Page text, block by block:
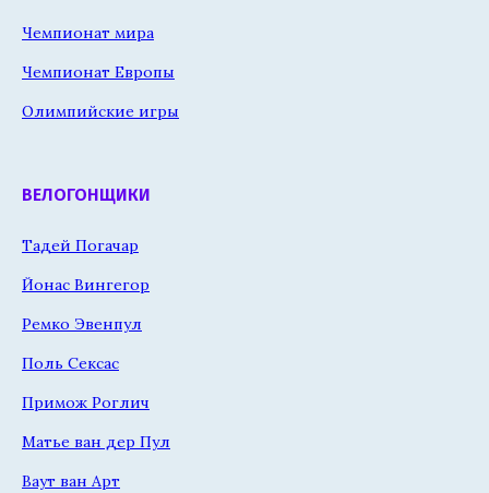
Чемпионат мира
Чемпионат Европы
Олимпийские игры
ВЕЛОГОНЩИКИ
Тадей Погачар
Йонас Вингегор
Ремко Эвенпул
Поль Сексас
Примож Роглич
Матье ван дер Пул
Ваут ван Арт